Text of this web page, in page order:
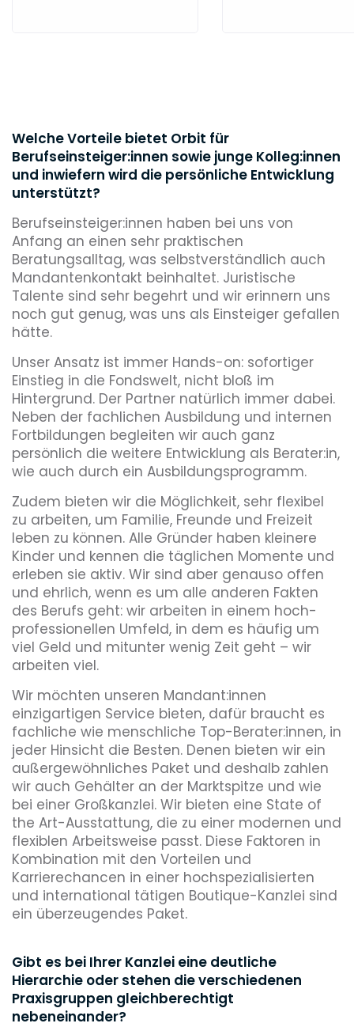
Welche Vorteile bietet Orbit für
Berufseinsteiger:innen sowie junge Kolleg:innen
und inwiefern wird die persönliche Entwicklung
unterstützt?
Berufseinsteiger:innen haben bei uns von
Anfang an einen sehr praktischen
Beratungsalltag, was selbstverständlich auch
Mandantenkontakt beinhaltet. Juristische
Talente sind sehr begehrt und wir erinnern uns
noch gut genug, was uns als Einsteiger gefallen
hätte.
Unser Ansatz ist immer Hands-on: sofortiger
Einstieg in die Fondswelt, nicht bloß im
Hintergrund. Der Partner natürlich immer dabei.
Neben der fachlichen Ausbildung und internen
Fortbildungen begleiten wir auch ganz
persönlich die weitere Entwicklung als Berater:in,
wie auch durch ein Ausbildungsprogramm.
Zudem bieten wir die Möglichkeit, sehr flexibel
zu arbeiten, um Familie, Freunde und Freizeit
leben zu können. Alle Gründer haben kleinere
Kinder und kennen die täglichen Momente und
erleben sie aktiv. Wir sind aber genauso offen
und ehrlich, wenn es um alle anderen Fakten
des Berufs geht: wir arbeiten in einem hoch-
professionellen Umfeld, in dem es häufig um
viel Geld und mitunter wenig Zeit geht – wir
arbeiten viel.
Wir möchten unseren Mandant:innen
einzigartigen Service bieten, dafür braucht es
fachliche wie menschliche Top-Berater:innen, in
jeder Hinsicht die Besten. Denen bieten wir ein
außergewöhnliches Paket und deshalb zahlen
wir auch Gehälter an der Marktspitze und wie
bei einer Großkanzlei. Wir bieten eine State of
the Art-Ausstattung, die zu einer modernen und
flexiblen Arbeitsweise passt. Diese Faktoren in
Kombination mit den Vorteilen und
Karrierechancen in einer hochspezialisierten
und international tätigen Boutique-Kanzlei sind
ein überzeugendes Paket.
Gibt es bei Ihrer Kanzlei eine deutliche
Hierarchie oder stehen die verschiedenen
Praxisgruppen gleichberechtigt
nebeneinander?